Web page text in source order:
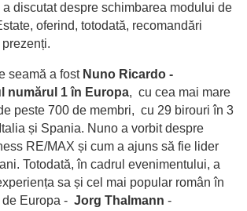
discutat despre schimbarea modului de
oferind, totodată, recomandări
seamă a fost Nuno Ricardo -
numărul 1 în Europa, cu cea mai mare
peste 700 de membri, cu 29 birouri în 3
și Spania. Nuno a vorbit despre
RE/MAX și cum a ajuns să fie lider
Totodată, în cadrul evenimentului, a
sa și cel mai popular român în
Europa - Jorg Thalmann -